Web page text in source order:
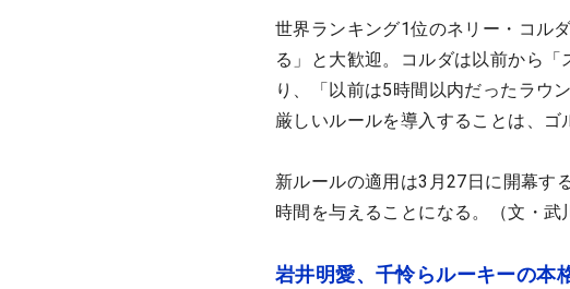
世界ランキング1位のネリー・コル
る」と大歓迎。コルダは以前から
り、「以前は5時間以内だったラウ
厳しいルールを導入することは、ゴ
新ルールの適用は3月27日に開幕す
時間を与えることになる。（文・武
岩井明愛、千怜らルーキーの本